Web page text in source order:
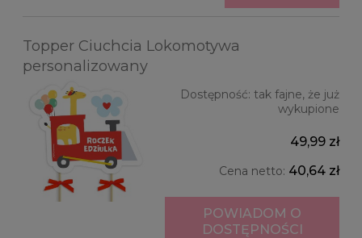
Topper Ciuchcia Lokomotywa
personalizowany
Dostępność: tak fajne, że już
wykupione
49,99 zł
Cena netto: 40,64 zł
POWIADOM O
DOSTĘPNOŚCI